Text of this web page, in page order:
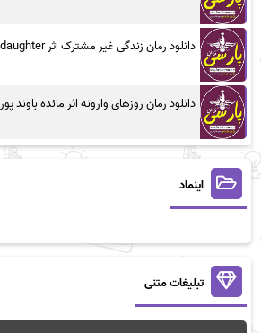
دانلود رمان زندگی غیر مشترک اثر sun_daughter
دانلود رمان روزهای وارونه اثر مائده باوند پور
اینماد
تبلیغات متنی